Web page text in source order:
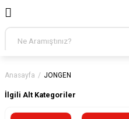
Anasayfa JONGEN
İlgili Alt Kategoriler